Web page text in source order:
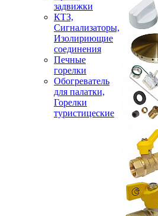
задвижки
КТЗ,
Сигнализаторы,
Изолириющие
соединения
Печные
горелки
Обогреватель
для палатки,
Горелки
туристицеские